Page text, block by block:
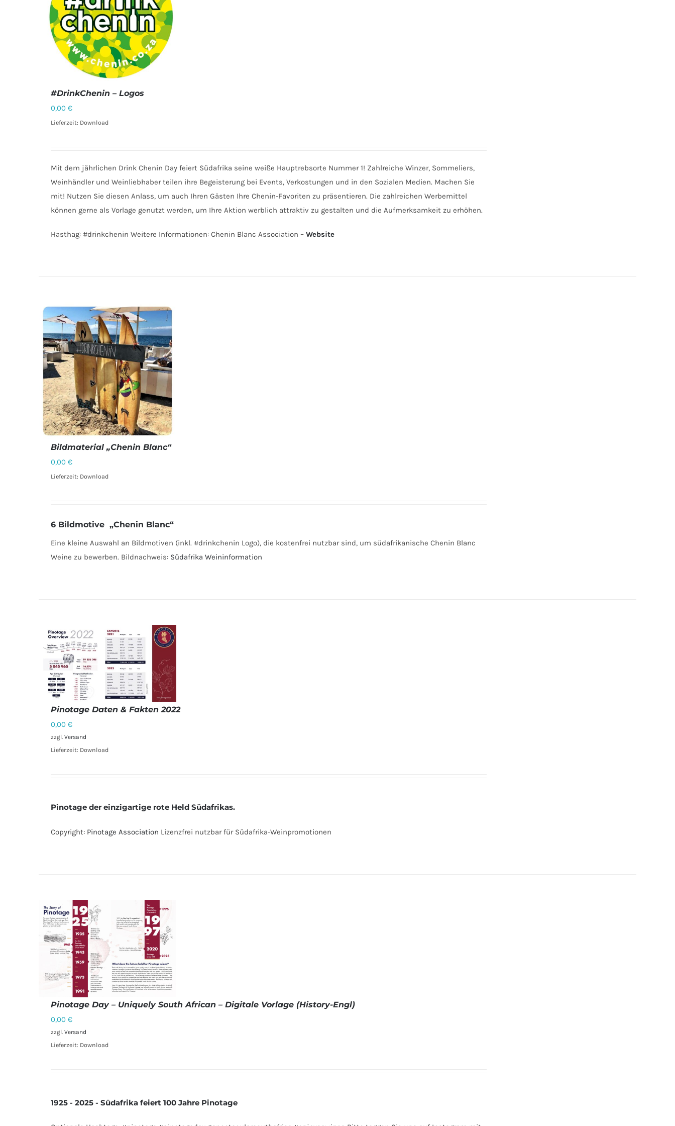
#DrinkChenin – Logos
0,00 €
Lieferzeit: Download
Mit dem jährlichen Drink Chenin Day feiert Südafrika seine weiße Hauptrebsorte Nummer 1! Zahlreiche Winzer, Sommeliers,
Weinhändler und Weinliebhaber teilen ihre Begeisterung bei Events, Verkostungen und in den Sozialen Medien. Machen Sie
mit! Nutzen Sie diesen Anlass, um auch Ihren Gästen Ihre Chenin-Favoriten zu präsentieren. Die zahlreichen Werbemittel
können gerne als Vorlage genutzt werden, um Ihre Aktion werblich attraktiv zu gestalten und die Aufmerksamkeit zu erhöhen.
Hasthag: #drinkchenin Weitere Informationen: Chenin Blanc Association – Website
Bildmaterial „Chenin Blanc“
0,00 €
Lieferzeit: Download
6 Bildmotive „Chenin Blanc“
Eine kleine Auswahl an Bildmotiven (inkl. #drinkchenin Logo), die kostenfrei nutzbar sind, um südafrikanische Chenin Blanc
Weine zu bewerben. Bildnachweis:Südafrika Weininformation
Pinotage Daten & Fakten 2022
0,00 €
zzgl. Versand
Lieferzeit: Download
Pinotage der einzigartige rote Held Südafrikas.
Copyright:Pinotage Association Lizenzfrei nutzbar für Südafrika-Weinpromotionen
DETAILS
Pinotage Day – Uniquely South African – Digitale Vorlage (History-Engl)
0,00 €
zzgl. Versand
Lieferzeit: Download
1925 - 2025 - Südafrika feiert 100 Jahre Pinotage